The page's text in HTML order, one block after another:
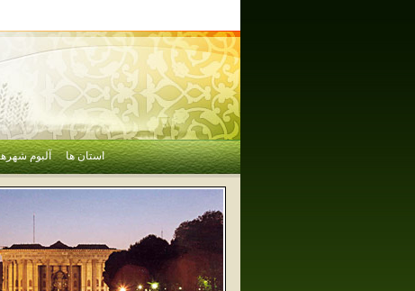
استان ها آلبوم